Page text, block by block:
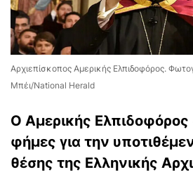
Αρχιεπίσκοπος Αμερικής Ελπιδοφόρος.
Μπέι/National Herald
Ο Αμερικής Ελπιδοφόρος
φήμες για την
θέσης της Ελληνικής